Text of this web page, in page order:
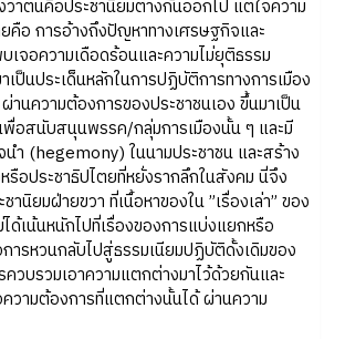
ว่าตนคือประชานิยมต่างกันออกไป แต่ใจความ
คือ การอ้างถึงปัญหาทางเศรษฐกิจและ
เจอความเดือดร้อนและความไม่ยุติธรรม
เป็นประเด็นหลักในการปฏิบัติการทางการเมือง
านความต้องการของประชาชนเอง ขึ้นมาเป็น
พื่อสนับสนุนพรรค/กลุ่มการเมืองนั้น ๆ และมี
นำ (hegemony) ในนามประชาชน และสร้าง
รือประชาธิปไตยที่หยั่งรากลึกในสังคม นี่จึง
นิยมฝ่ายขวา ที่เนื้อหาของใน ”เรื่องเล่า” ของ
ด้เน้นหนักไปที่เรื่องของการแบ่งแยกหรือ
รหวนกลับไปสู่ธรรมเนียมปฏิบัติดั้งเดิมของ
วบรวมเอาความแตกต่างมาไว้ด้วยกันและ
ามต้องการที่แตกต่างนั้นได้ ผ่านความ